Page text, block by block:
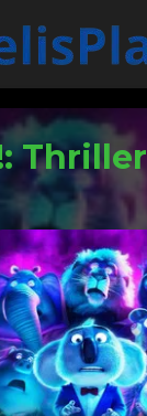
Thriller